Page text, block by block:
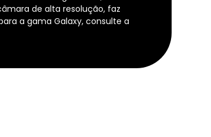
de alta resolução, faz
a gama Galaxy, consulte a